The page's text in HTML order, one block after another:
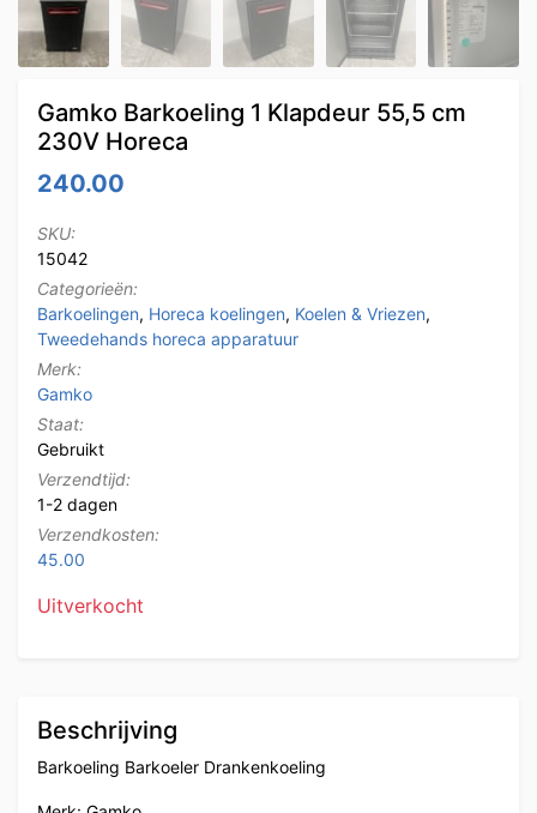
Gamko Barkoeling 1 Klapdeur 55,5 cm
230V Horeca
240.00
SKU:
15042
Categorieën:
Barkoelingen, Horeca koelingen, Koelen & Vriezen,
Tweedehands horeca apparatuur
Merk:
Gamko
Staat:
Gebruikt
Verzendtijd:
1-2 dagen
Verzendkosten:
45.00
Uitverkocht
Beschrijving
Barkoeling Barkoeler Drankenkoeling